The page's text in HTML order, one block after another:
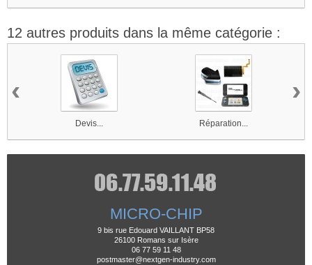
12 autres produits dans la même catégorie :
Devis... Réparation...
‹ ›
MICRO-CHIP
9 bis rue Edouard VAILLANT BP58
26100 Romans sur Isère
06 77 59 11 48
postmaster@nextgen-industry.com